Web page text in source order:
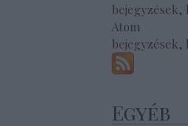
bejegyzések,
Atom
bejegyzések,
Egyéb